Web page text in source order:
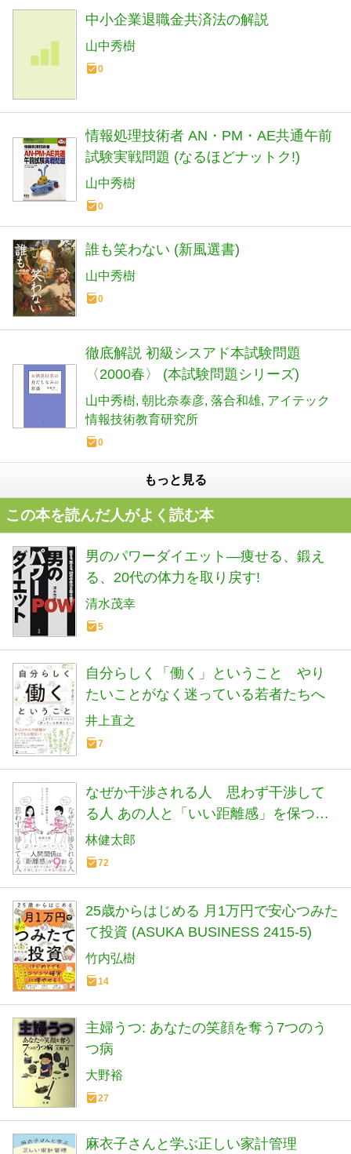
中小企業退職金共済法の解説
山中秀樹
0
情報処理技術者 AN・PM・AE共通午前
試験実戦問題 (なるほどナットク!)
山中秀樹
0
誰も笑わない (新風選書)
山中秀樹
0
徹底解説 初級シスアド本試験問題
〈2000春〉 (本試験問題シリーズ)
山中秀樹 朝比奈泰彦 落合和雄 アイテック
情報技術教育研究所
0
もっと見る
この本を読んだ人がよく読む本
男のパワーダイエット―痩せる、鍛え
る、20代の体力を取り戻す!
清水茂幸
5
自分らしく「働く」ということ やり
たいことがなく迷っている若者たちへ
井上直之
7
なぜか干渉される人 思わず干渉して
る人 あの人と「いい距離感」を保つコ
ミュニケーション術
林健太郎
72
25歳からはじめる 月1万円で安心つみた
て投資 (ASUKA BUSINESS 2415-5)
竹内弘樹
14
主婦うつ: あなたの笑顔を奪う7つのう
つ病
大野裕
27
麻衣子さんと学ぶ正しい家計管理